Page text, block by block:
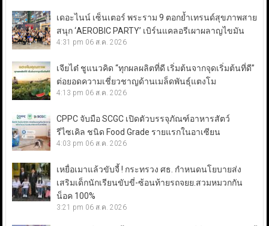
เดอะไนน์ เซ็นเตอร์ พระราม 9 ตอกย้ำเทรนด์สุขภาพสาย
สนุก ‘AEROBIC PARTY’ เบิร์นแคลอรีเผาผลาญไขมัน
4:31 pm 06 ส.ค. 2026
เจียไต๋ ชูแนวคิด “ทุกผลผลิตที่ดี เริ่มต้นจากจุดเริ่มต้นที่ดี”
ต่อยอดความเชี่ยวชาญด้านเมล็ดพันธุ์แตงโม
4:13 pm 06 ส.ค. 2026
CPPC จับมือ SCGC เปิดตัวบรรจุภัณฑ์อาหารสัตว์
รีไซเคิล ชนิด Food Grade รายแรกในอาเซียน
4:03 pm 06 ส.ค. 2026
เหยื่อเมาแล้วขับจี้ ! กระทรวง ศธ. กำหนดนโยบายส่ง
เสริมเด็กนักเรียนขับขี่-ซ้อนท้ายรถจยย.สวมหมวกกัน
น็อค 100%
3:21 pm 06 ส.ค. 2026